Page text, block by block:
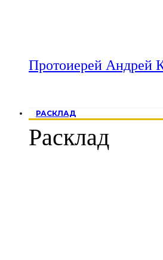
Протоиерей Андрей
РАСКЛАД
Расклад